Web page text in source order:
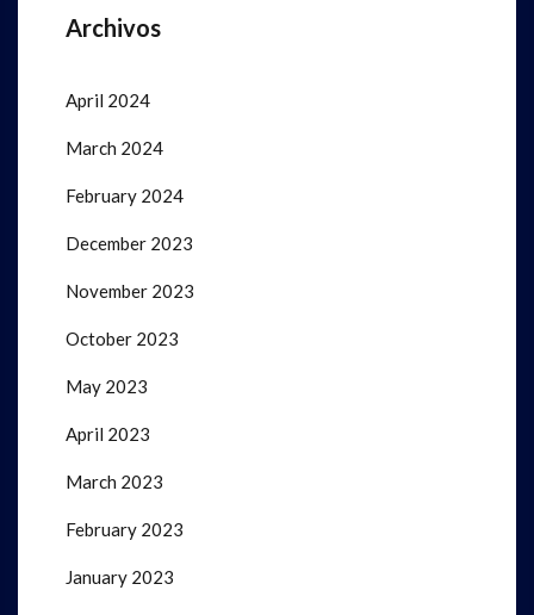
Archivos
April 2024
March 2024
February 2024
December 2023
November 2023
October 2023
May 2023
April 2023
March 2023
February 2023
January 2023